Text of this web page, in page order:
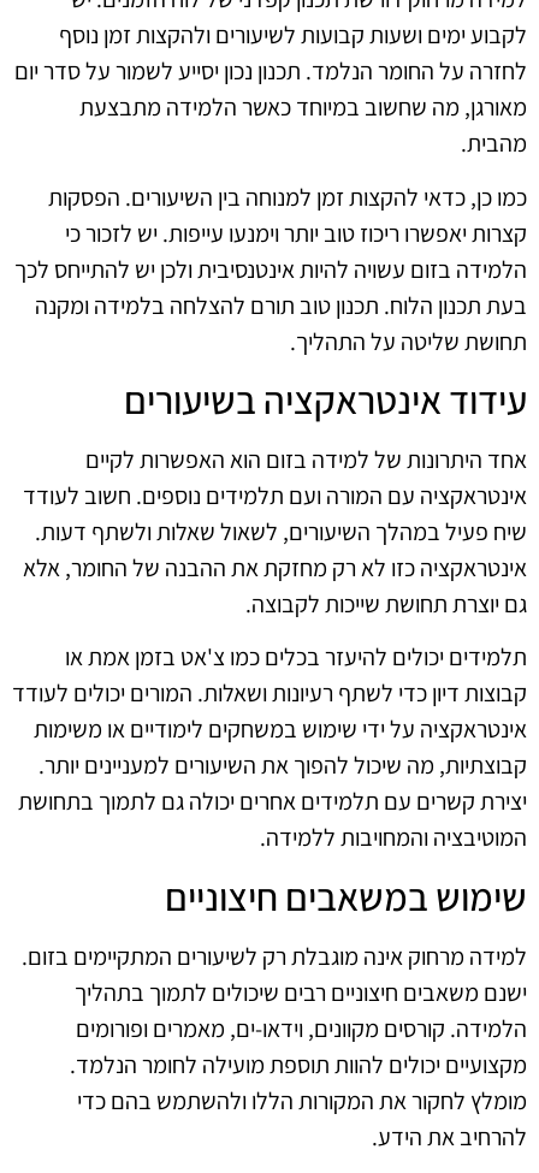
לקבוע ימים ושעות קבועות לשיעורים ולהקצות זמן נוסף
לחזרה על החומר הנלמד. תכנון נכון יסייע לשמור על סדר יום
מאורגן, מה שחשוב במיוחד כאשר הלמידה מתבצעת
מהבית.
כמו כן, כדאי להקצות זמן למנוחה בין השיעורים. הפסקות
קצרות יאפשרו ריכוז טוב יותר וימנעו עייפות. יש לזכור כי
הלמידה בזום עשויה להיות אינטנסיבית ולכן יש להתייחס לכך
בעת תכנון הלוח. תכנון טוב תורם להצלחה בלמידה ומקנה
תחושת שליטה על התהליך.
עידוד אינטראקציה בשיעורים
אחד היתרונות של למידה בזום הוא האפשרות לקיים
אינטראקציה עם המורה ועם תלמידים נוספים. חשוב לעודד
שיח פעיל במהלך השיעורים, לשאול שאלות ולשתף דעות.
אינטראקציה כזו לא רק מחזקת את ההבנה של החומר, אלא
גם יוצרת תחושת שייכות לקבוצה.
תלמידים יכולים להיעזר בכלים כמו צ'אט בזמן אמת או
קבוצות דיון כדי לשתף רעיונות ושאלות. המורים יכולים לעודד
אינטראקציה על ידי שימוש במשחקים לימודיים או משימות
קבוצתיות, מה שיכול להפוך את השיעורים למעניינים יותר.
יצירת קשרים עם תלמידים אחרים יכולה גם לתמוך בתחושת
המוטיבציה והמחויבות ללמידה.
שימוש במשאבים חיצוניים
למידה מרחוק אינה מוגבלת רק לשיעורים המתקיימים בזום.
ישנם משאבים חיצוניים רבים שיכולים לתמוך בתהליך
הלמידה. קורסים מקוונים, וידאו-ים, מאמרים ופורומים
מקצועיים יכולים להוות תוספת מועילה לחומר הנלמד.
מומלץ לחקור את המקורות הללו ולהשתמש בהם כדי
להרחיב את הידע.